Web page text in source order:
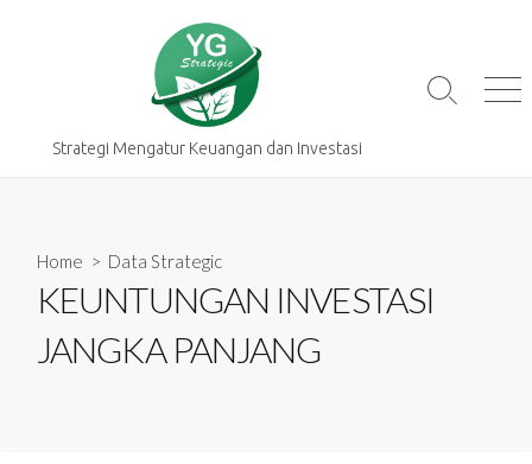
Strategi Mengatur Keuangan dan Investasi
Search
Home > Data Strategic
KEUNTUNGAN INVESTASI
JANGKA PANJANG